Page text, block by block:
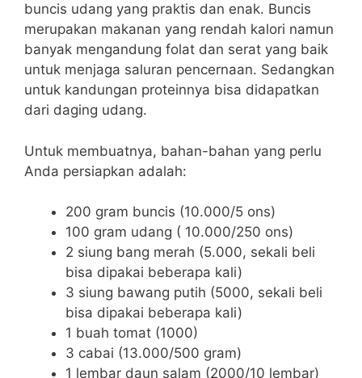
buncis udang yang praktis dan enak. Buncis
merupakan makanan yang rendah kalori namun
banyak mengandung folat dan serat yang baik
untuk menjaga saluran pencernaan. Sedangkan
untuk kandungan proteinnya bisa didapatkan
dari daging udang.
Untuk membuatnya, bahan-bahan yang perlu
Anda persiapkan adalah:
200 gram buncis (10.000/5 ons)
100 gram udang ( 10.000/250 ons)
2 siung bang merah (5.000, sekali beli
bisa dipakai beberapa kali)
3 siung bawang putih (5000, sekali beli
bisa dipakai beberapa kali)
1 buah tomat (1000)
3 cabai (13.000/500 gram)
1 lembar daun salam (2000/10 lembar)